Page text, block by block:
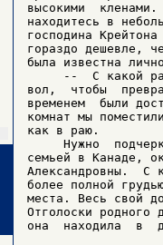
высокими
находитесь в
господина
гораздо дешевле,
была известна
--  С какой
вол,  чтобы
временем  были
комнат мы
как в раю.
Нужно
семьей в Канаде,
Александровны.  С
более полной
места. Весь свой
Отголоски